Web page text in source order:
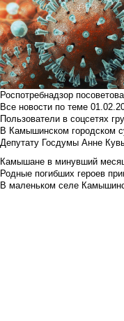
Роспотребнадзор
Все новости по теме
Пользователи в соцсетях
В Камышинском городском
Депутату Госдумы Анне
Камышане в минувший месяц
Родные погибших героев
В маленьком селе